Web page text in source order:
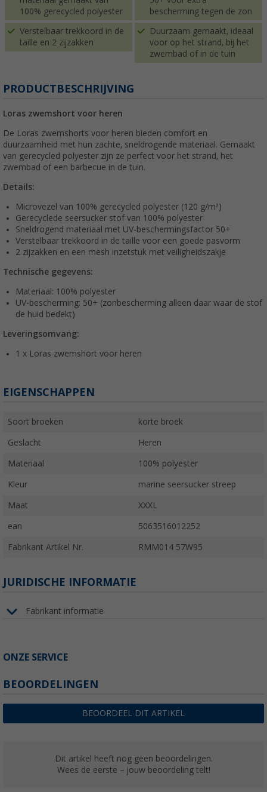
100% gerecycled polyester
bescherming tegen de zon
Verstelbaar trekkoord in de
taille en 2 zijzakken
Duurzaam gemaakt, ideaal
voor op het strand, bij het
zwembad of in de tuin
PRODUCTBESCHRIJVING
Loras zwemshort voor heren
De Loras zwemshorts voor heren bieden comfort en
duurzaamheid met hun zachte, sneldrogende materiaal. Gemaakt
van gerecycled polyester zijn ze perfect voor het strand, het
zwembad of een barbecue in de tuin.
Details:
Microvezel van 100% gerecycled polyester (120 g/m²)
Gerecyclede seersucker stof van 100% polyester
Sneldrogend materiaal met UV-beschermingsfactor 50+
Verstelbaar trekkoord in de taille voor een goede pasvorm
2 zijzakken en een mesh inzetstuk met veiligheidszakje
Technische gegevens:
Materiaal: 100% polyester
UV-bescherming: 50+ (zonbescherming alleen daar waar de stof
de huid bedekt)
Leveringsomvang:
1 x Loras zwemshort voor heren
EIGENSCHAPPEN
Soort broeken korte broek
Geslacht Heren
Materiaal 100% polyester
Kleur marine seersucker streep
Maat XXXL
ean 5063516012252
Fabrikant Artikel Nr. RMM014 57W95
JURIDISCHE INFORMATIE
Fabrikant informatie
ONZE SERVICE
BEOORDELINGEN
BEOORDEEL DIT ARTIKEL
Dit artikel heeft nog geen beoordelingen.
Wees de eerste – jouw beoordeling telt!